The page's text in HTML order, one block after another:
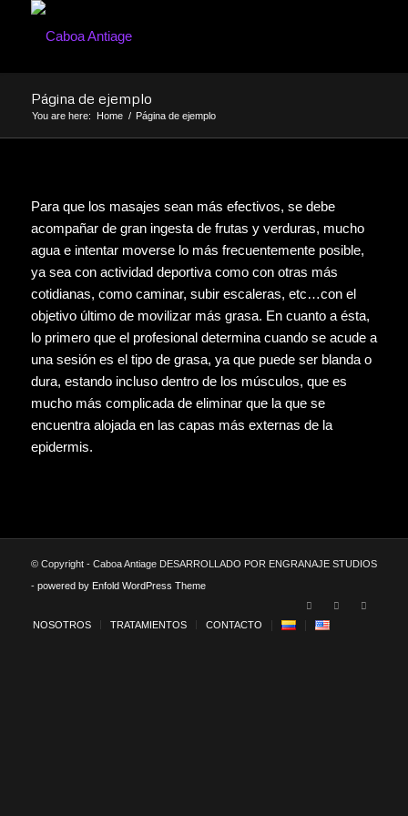
Página de ejemplo
You are here: Home / Página de ejemplo
Para que los masajes sean más efectivos, se debe
acompañar de gran ingesta de frutas y verduras, mucho
agua e intentar moverse lo más frecuentemente posible,
ya sea con actividad deportiva como con otras más
cotidianas, como caminar, subir escaleras, etc…con el
objetivo último de movilizar más grasa. En cuanto a ésta,
lo primero que el profesional determina cuando se acude a
una sesión es el tipo de grasa, ya que puede ser blanda o
dura, estando incluso dentro de los músculos, que es
mucho más complicada de eliminar que la que se
encuentra alojada en las capas más externas de la
epidermis.
© Copyright - Caboa Antiage DESARROLLADO POR ENGRANAJE STUDIOS
- powered by Enfold WordPress Theme
NOSOTROS TRATAMIENTOS CONTACTO